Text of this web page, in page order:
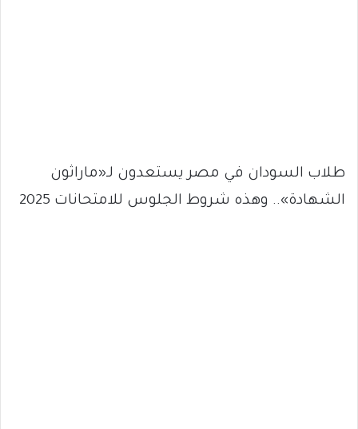
طلاب السودان في مصر يستعدون لـ«ماراثون
الشهادة».. وهذه شروط الجلوس للامتحانات 2025